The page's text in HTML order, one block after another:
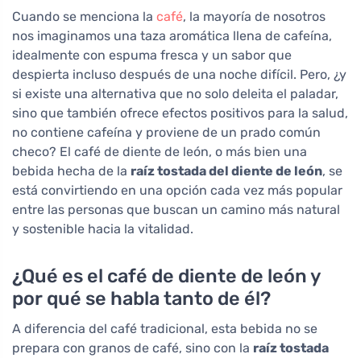
Cuando se menciona la café, la mayoría de nosotros
nos imaginamos una taza aromática llena de cafeína,
idealmente con espuma fresca y un sabor que
despierta incluso después de una noche difícil. Pero, ¿y
si existe una alternativa que no solo deleita el paladar,
sino que también ofrece efectos positivos para la salud,
no contiene cafeína y proviene de un prado común
checo? El café de diente de león, o más bien una
bebida hecha de la raíz tostada del diente de león, se
está convirtiendo en una opción cada vez más popular
entre las personas que buscan un camino más natural
y sostenible hacia la vitalidad.
¿Qué es el café de diente de león y
por qué se habla tanto de él?
A diferencia del café tradicional, esta bebida no se
prepara con granos de café, sino con la raíz tostada